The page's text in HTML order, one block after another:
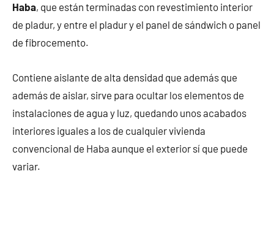
Haba, que están terminadas con revestimiento interior
de pladur, y entre el pladur y el panel de sándwich o panel
de fibrocemento.
Contiene aislante de alta densidad que además que
además de aislar, sirve para ocultar los elementos de
instalaciones de agua y luz, quedando unos acabados
interiores iguales a los de cualquier vivienda
convencional de Haba aunque el exterior sí que puede
variar.